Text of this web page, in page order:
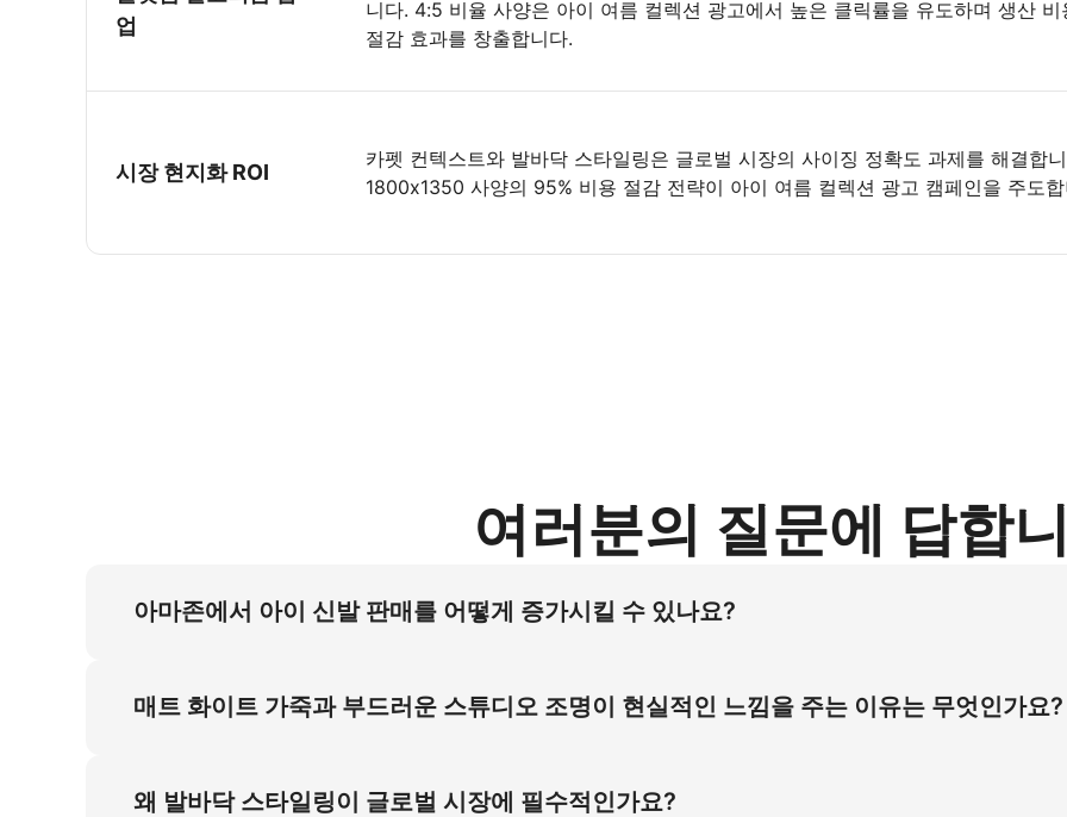
업
니다. 4:5 비율 사양은 아이 여름 컬렉션 광고에서 높은 클릭률을 유도하며 생산 비
절감 효과를 창출합니다.
시장 현지화 ROI
카펫 컨텍스트와 발바닥 스타일링은 글로벌 시장의 사이징 정확도 과제를 해결합
1800x1350 사양의 95% 비용 절감 전략이 아이 여름 컬렉션 광고 캠페인을 주도합
여러분의 질문에 답합
아마존에서 아이 신발 판매를 어떻게 증가시킬 수 있나요?
광고에서 화이트 아이 플랫슈즈 전환율을 37% 개선합니다.
매트 화이트 가죽과 부드러운 스튜디오 조명이 현실적인 느낌을 주는 이유는 무엇인가요?
부모님에게 실제 사이징을 입증합니다.
왜 발바닥 스타일링이 글로벌 시장에 필수적인가요?